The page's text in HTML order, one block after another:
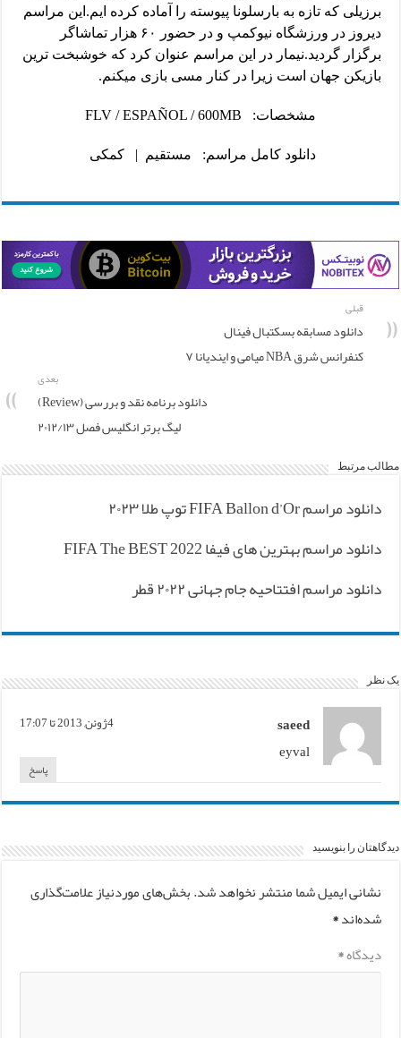
برزیلی که تازه به بارسلونا پیوسته را آماده کرده ایم.این مراسم
دیروز در ورزشگاه نیوکمپ و در حضور ۶۰ هزار تماشاگر
برگزار گردید.نیمار در این مراسم عنوان کرد که خوشبخت ترین
بازیکن جهان است زیرا در کنار مسی بازی میکنم.
مشخصات: FLV / ESPAÑOL / 600MB
دانلود کامل مراسم: مستقیم |کمکی
قبلی
دانلود مسابقه بسکتبال فینال
کنفرانس شرق NBA میامی و ایندیانا ۷
بعدی
دانلود برنامه نقد و بررسی (Review)
لیگ برتر انگلیس فصل ۲۰۱۲/۱۳
مطالب مرتبط
دانلود مراسم FIFA Ballon d’Or توپ طلا ۲۰۲۳
دانلود مراسم بهترین های فیفا FIFA The BEST 2022
دانلود مراسم افتتاحیه جام جهانی ۲۰۲۲ قطر
یک نظر
saeed 4ژوئن, 2013 تا 17:07
eyval
پاسخ
دیدگاهتان را بنویسید
نشانی ایمیل شما منتشر نخواهد شد.بخش‌های موردنیاز علامت‌گذاری
شده‌اند*
دیدگاه*